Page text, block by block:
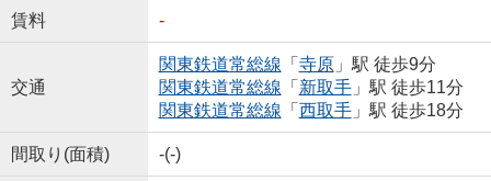
賃料 -
交通
関東鉄道常総線 「 寺原」駅 徒歩9分
関東鉄道常総線 「 新取手」駅 徒歩11分
関東鉄道常総線 「 西取手」駅 徒歩18分
間取り(面積) -(-)